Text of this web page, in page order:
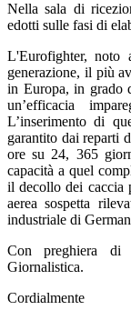
Nella sala di
edotti sulle fasi di
L'Eurofighter, noto
generazione, il più
in Europa, in grado
un’efficacia
L’inserimento di
garantito dai reparti
ore su 24, 365
capacità a quel
il decollo dei caccia
aerea sospetta
industriale di
Con preghiera di
Giornalistica.
Cordialmente